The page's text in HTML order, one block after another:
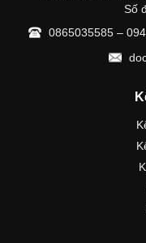
Số
0865035585 –